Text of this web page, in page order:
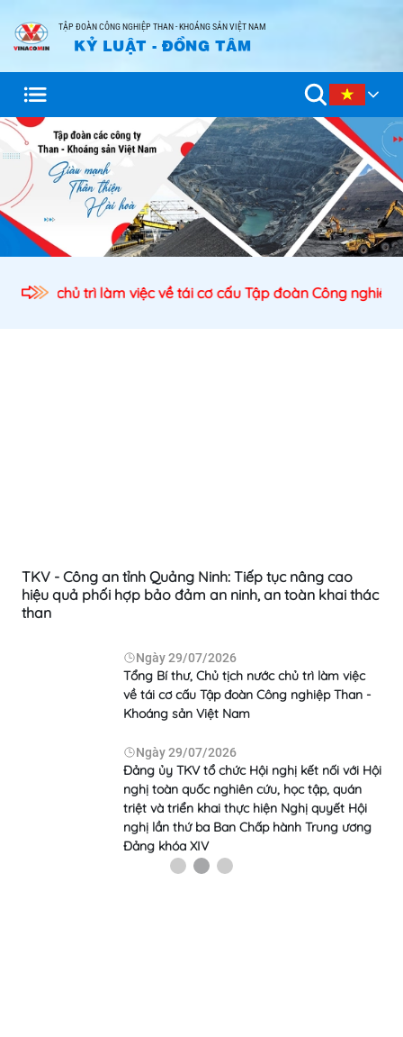
TẬP ĐOÀN CÔNG NGHIỆP THAN - KHOÁNG SẢN VIỆT NAM
KỶ LUẬT - ĐỒNG TÂM
nước chủ trì làm việc về tái cơ cấu Tập đoàn Công nghiệp
TKV - Công an tỉnh Quảng Ninh: Tiếp tục nâng cao
hiệu quả phối hợp bảo đảm an ninh, an toàn khai thác
than
Ngày29/07/2026
Tổng Bí thư, Chủ tịch nước chủ trì làm việc
về tái cơ cấu Tập đoàn Công nghiệp Than -
Khoáng sản Việt Nam
Ngày29/07/2026
Đảng ủy TKV tổ chức Hội nghị kết nối với Hội
nghị toàn quốc nghiên cứu, học tập, quán
triệt và triển khai thực hiện Nghị quyết Hội
nghị lần thứ ba Ban Chấp hành Trung ương
Đảng khóa XIV